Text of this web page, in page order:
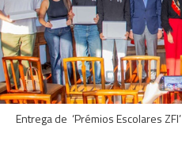
Entrega de ‘Prémios Escolares